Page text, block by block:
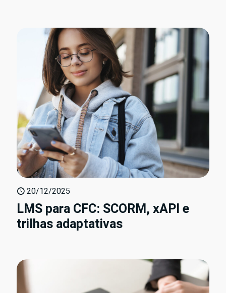
20/12/2025
LMS para CFC: SCORM, xAPI e
trilhas adaptativas